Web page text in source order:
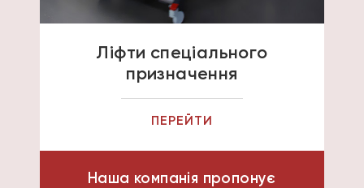
Ліфти спеціального
призначення
ПЕРЕЙТИ
Наша компанія пропонує